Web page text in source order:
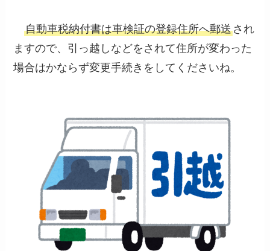
自動車税納付書は車検証の登録住所へ郵送され
ますので、引っ越しなどをされて住所が変わった
場合はかならず変更手続きをしてくださいね。